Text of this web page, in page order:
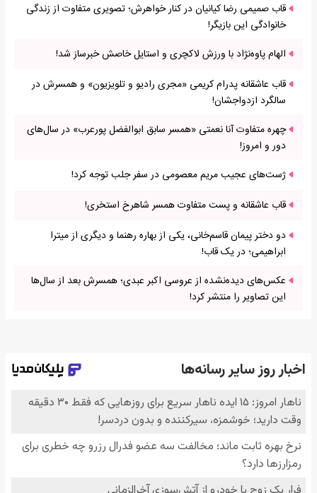
قاب صمیمی رضا کیانیان در کنار خواهرش؛ تصویری متفاوت از زندگی
خانوادگی این بازیگر!
الهام پاوه‌نژاد با ورزش لاکچری و استایل خاصش خبرساز شد!
قاب عاشقانه پدرام کریمی «مجری رادیو و تلویزیون» و همسرش در
سالگرد ازدواجشان!
چهره متفاوت آنا نعمتی «همسر سابق ابوالفضل پورعرب» در سال‌های
دور و امروز!
ژست‌های عجیب مریم معصومی در سفر جلب توجه کرد!
قاب عاشقانه و پست متفاوت همسر شاهرخ استخری!
دو دختر پیمان قاسم‌خانی، یکی از بهاره رهنما و دیگری از میترا
ابراهیمی؛ در یک قاب!
عکس‌های دیده‌نشده از عروسی اکبر عبدی؛ همسرش بعد از سال‌ها
این تصاویر را منتشر کرد!